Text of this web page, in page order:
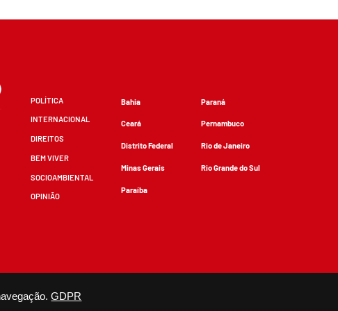
GDPR
POLÍTICA
INTERNACIONAL
DIREITOS
BEM VIVER
SOCIOAMBIENTAL
OPINIÃO
Bahia
Ceará
Distrito Federal
Minas Gerais
Paraíba
Paraná
Pernambuco
Rio de Janeiro
Rio Grande do Sul